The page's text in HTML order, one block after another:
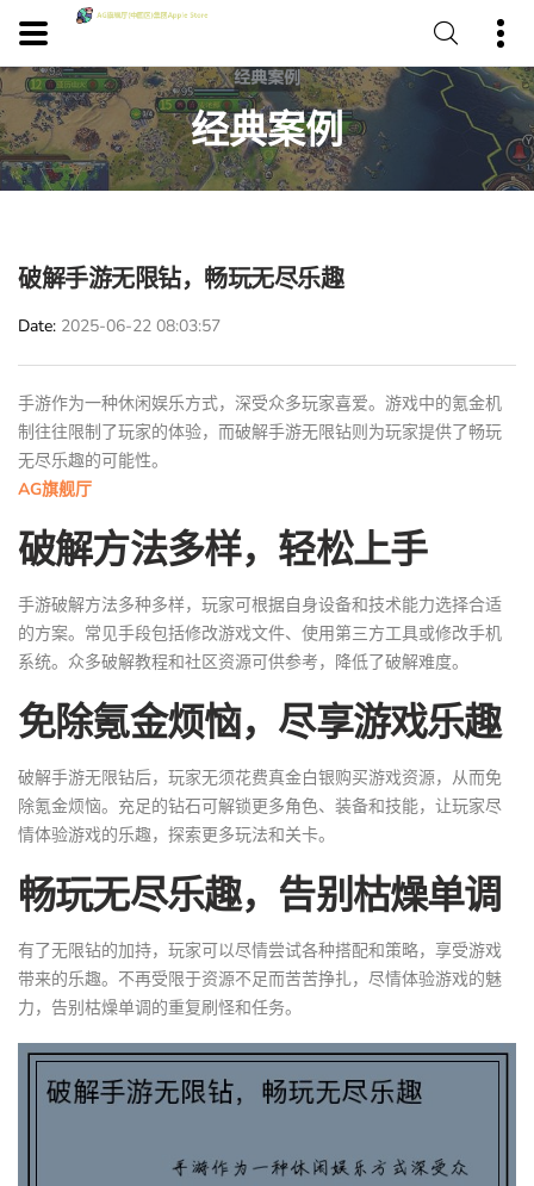
经典案例
破解手游无限钻，畅玩无尽乐趣
Date 2025-06-22 08:03:57
手游作为一种休闲娱乐方式，深受众多玩家喜爱。游戏中的氪金机
制往往限制了玩家的体验，而破解手游无限钻则为玩家提供了畅玩
无尽乐趣的可能性。
AG旗舰厅
破解方法多样，轻松上手
手游破解方法多种多样，玩家可根据自身设备和技术能力选择合适
的方案。常见手段包括修改游戏文件、使用第三方工具或修改手机
系统。众多破解教程和社区资源可供参考，降低了破解难度。
免除氪金烦恼，尽享游戏乐趣
破解手游无限钻后，玩家无须花费真金白银购买游戏资源，从而免
除氪金烦恼。充足的钻石可解锁更多角色、装备和技能，让玩家尽
情体验游戏的乐趣，探索更多玩法和关卡。
畅玩无尽乐趣，告别枯燥单调
有了无限钻的加持，玩家可以尽情尝试各种搭配和策略，享受游戏
带来的乐趣。不再受限于资源不足而苦苦挣扎，尽情体验游戏的魅
力，告别枯燥单调的重复刷怪和任务。